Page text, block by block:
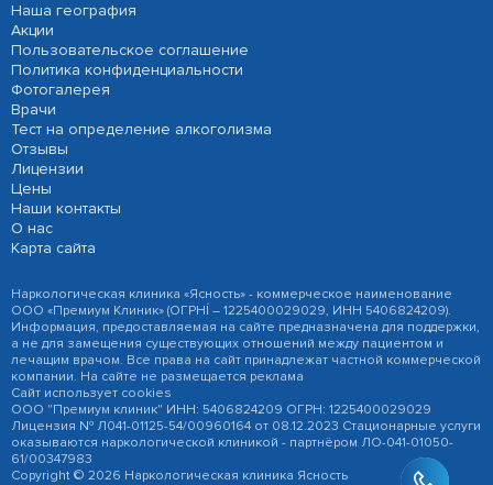
Наша география
Акции
Пользовательское соглашение
Политика конфиденциальности
Фотогалерея
Врачи
Тест на определение алкоголизма
Отзывы
Лицензии
Цены
Наши контакты
О нас
Карта сайта
Наркологическая клиника «Ясность» - коммерческое наименование
ООО «Премиум Клиник» (ОГРНÍ – 1225400029029, ИНН 5406824209).
Информация, предоставляемая на сайте предназначена для поддержки,
а не для замещения существующих отношений между пациентом и
лечащим врачом. Все права на сайт принадлежат частной коммерческой
компании. На сайте не размещается реклама
Сайт использует cookies
ООО "Премиум клиник" ИНН: 5406824209 ОГРН: 1225400029029
Лицензия № Л041-01125-54/00960164 от 08.12.2023 Стационарные услуги
оказываются наркологической клиникой - партнёром ЛО-041-01050-
61/00347983
Copyright © 2026 Наркологическая клиника Ясность